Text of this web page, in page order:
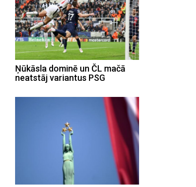
Ņūkāsla dominē un ČL mačā
neatstāj variantus PSG